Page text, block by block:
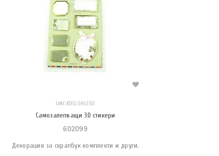
UNCATEGORIZED
Самозалепващи 3D стикери
602099
Декорация за скрапбук комплекти и други.